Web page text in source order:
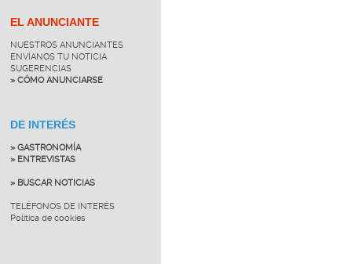
EL ANUNCIANTE
NUESTROS ANUNCIANTES
ENVÍANOS TU NOTICIA
SUGERENCIAS
» CÓMO ANUNCIARSE
DE INTERÉS
» GASTRONOMÍA
» ENTREVISTAS
» BUSCAR NOTICIAS
TELÉFONOS DE INTERÉS
Política de cookies